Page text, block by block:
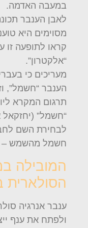
במעבה האדמה.
לאבן הענבר
מסוימים היא
קראו לתופעה זו
“אלקטרון”.
מעריכים כי
הענבר “חשמל”,
תרגום המקרא
“חשמל” (יחזקאל
לבחירת השם
חשמל מהשמש –
המובילה
הסולארית
ענבר אנרגיה
ולפתח את ענף